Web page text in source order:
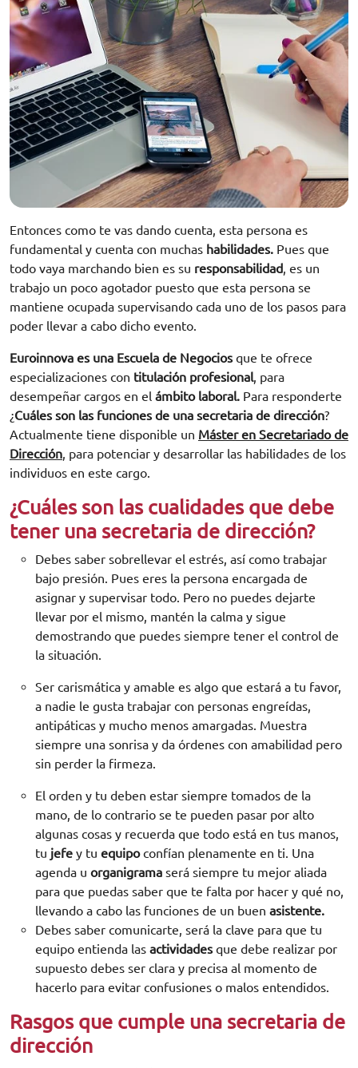
Entonces como te vas dando cuenta, esta persona es
fundamental y cuenta con muchas habilidades. Pues que
todo vaya marchando bien es su responsabilidad, es un
trabajo un poco agotador puesto que esta persona se
mantiene ocupada supervisando cada uno de los pasos para
poder llevar a cabo dicho evento.
Euroinnova es una Escuela de Negocios que te ofrece
especializaciones con titulación profesional, para
desempeñar cargos en el ámbito laboral. Para responderte
¿Cuáles son las funciones de una secretaria de dirección?
Actualmente tiene disponible un Máster en Secretariado de
Dirección, para potenciar y desarrollar las habilidades de los
individuos en este cargo.
¿Cuáles son las cualidades que debe
tener una secretaria de dirección?
Debes saber sobrellevar el estrés, así como trabajar
bajo presión. Pues eres la persona encargada de
asignar y supervisar todo. Pero no puedes dejarte
llevar por el mismo, mantén la calma y sigue
demostrando que puedes siempre tener el control de
la situación.
Ser carismática y amable es algo que estará a tu favor,
a nadie le gusta trabajar con personas engreídas,
antipáticas y mucho menos amargadas. Muestra
siempre una sonrisa y da órdenes con amabilidad pero
sin perder la firmeza.
El orden y tu deben estar siempre tomados de la
mano, de lo contrario se te pueden pasar por alto
algunas cosas y recuerda que todo está en tus manos,
tu jefe y tu equipoconfían plenamente en ti. Una
agenda u organigrama será siempre tu mejor aliada
para que puedas saber que te falta por hacer y qué no,
llevando a cabo las funciones de un buen asistente.
Debes saber comunicarte, será la clave para que tu
equipo entienda las actividades que debe realizar por
supuesto debes ser clara y precisa al momento de
hacerlo para evitar confusiones o malos entendidos.
Rasgos que cumple una secretaria de
dirección